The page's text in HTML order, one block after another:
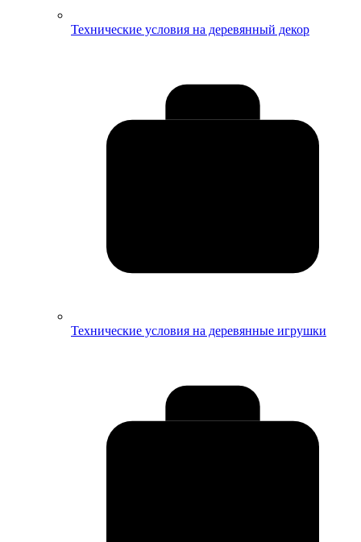
Технические условия на деревянный декор
Технические условия на деревянные игрушки